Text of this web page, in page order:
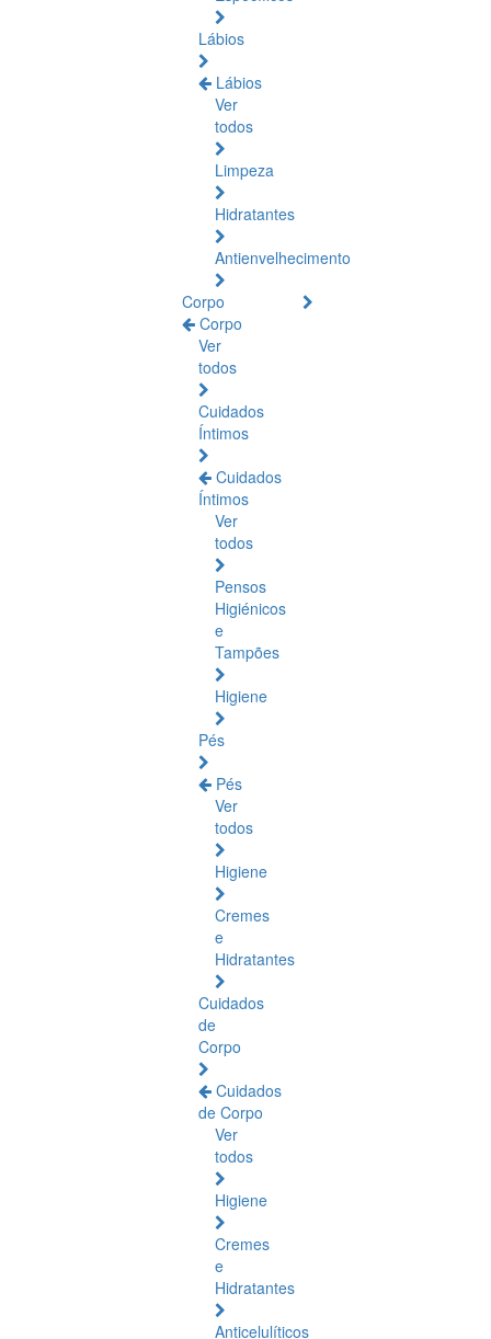
Lábios
Lábios
Ver
todos
Limpeza
Hidratantes
Antienvelhecimento
Corpo
Corpo
Ver
todos
Cuidados
Íntimos
Cuidados
Íntimos
Ver
todos
Pensos
Higiénicos
e
Tampões
Higiene
Pés
Pés
Ver
todos
Higiene
Cremes
e
Hidratantes
Cuidados
de
Corpo
Cuidados
de Corpo
Ver
todos
Higiene
Cremes
e
Hidratantes
Anticelulíticos